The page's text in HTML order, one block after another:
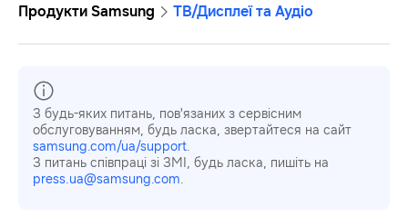
Продукти Samsung
ТВ/Дисплеї та Аудіо
З будь-яких питань, пов'язаних з сервісним
обслуговуванням, будь ласка, звертайтеся на сайт
samsung.com/ua/support.
З питань співпраці зі ЗМІ, будь ласка, пишіть на
press.ua@samsung.com.